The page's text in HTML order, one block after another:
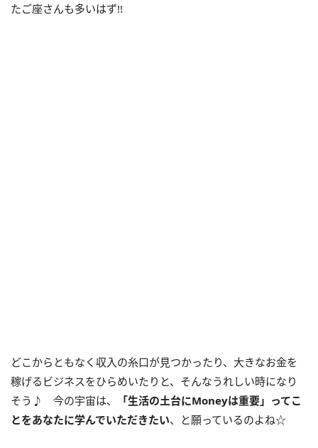
たご座さんも多いはず!!
どこからともなく収入の糸口が見つかったり、大きなお金を
稼げるビジネスをひらめいたりと、そんなうれしい時になり
そう♪ 今の宇宙は、
「生活の土台にMoneyは重要」ってこ
とをあなたに学んでいただきたい、と願っているのよね☆